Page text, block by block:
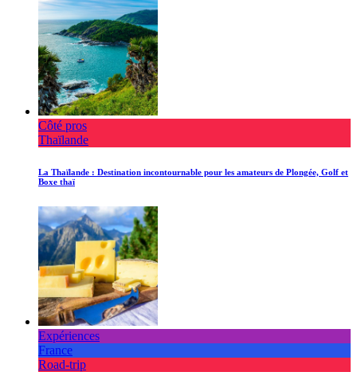
Côté pros
Thaïlande
La Thaïlande : Destination incontournable pour les amateurs de Plongée, Golf et
Boxe thaï
Expériences
France
Road-trip